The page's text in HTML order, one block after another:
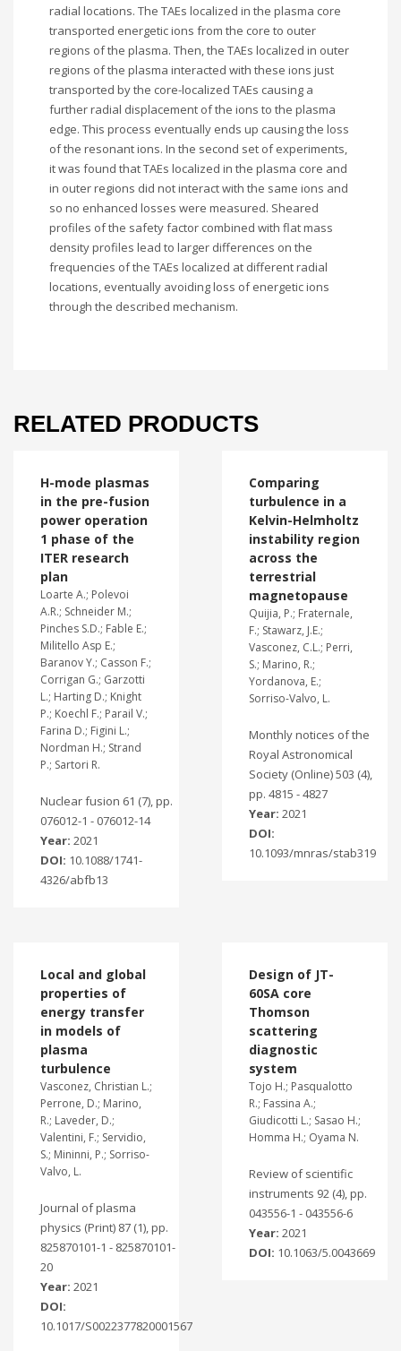
radial locations. The TAEs localized in the plasma core
transported energetic ions from the core to outer
regions of the plasma. Then, the TAEs localized in outer
regions of the plasma interacted with these ions just
transported by the core-localized TAEs causing a
further radial displacement of the ions to the plasma
edge. This process eventually ends up causing the loss
of the resonant ions. In the second set of experiments,
it was found that TAEs localized in the plasma core and
in outer regions did not interact with the same ions and
so no enhanced losses were measured. Sheared
profiles of the safety factor combined with flat mass
density profiles lead to larger differences on the
frequencies of the TAEs localized at different radial
locations, eventually avoiding loss of energetic ions
through the described mechanism.
RELATED PRODUCTS
H-mode plasmas
in the pre-fusion
power operation
1 phase of the
ITER research
plan
Loarte A.; Polevoi
A.R.; Schneider M.;
Pinches S.D.; Fable E.;
Militello Asp E.;
Baranov Y.; Casson F.;
Corrigan G.; Garzotti
L.; Harting D.; Knight
P.; Koechl F.; Parail V.;
Farina D.; Figini L.;
Nordman H.; Strand
P.; Sartori R.
Nuclear fusion 61 (7), pp.
076012-1 - 076012-14
Year: 2021
DOI: 10.1088/1741-
4326/abfb13
Comparing
turbulence in a
Kelvin-Helmholtz
instability region
across the
terrestrial
magnetopause
Quijia, P.; Fraternale,
F.; Stawarz, J.E.;
Vasconez, C.L.; Perri,
S.; Marino, R.;
Yordanova, E.;
Sorriso-Valvo, L.
Monthly notices of the
Royal Astronomical
Society (Online) 503 (4),
pp. 4815 - 4827
Year: 2021
DOI:
10.1093/mnras/stab319
Local and global
properties of
energy transfer
in models of
plasma
turbulence
Vasconez, Christian L.;
Perrone, D.; Marino,
R.; Laveder, D.;
Valentini, F.; Servidio,
S.; Mininni, P.; Sorriso-
Valvo, L.
Journal of plasma
physics (Print) 87 (1), pp.
825870101-1 - 825870101-
20
Year: 2021
DOI:
10.1017/S0022377820001567
Design of JT-
60SA core
Thomson
scattering
diagnostic
system
Tojo H.; Pasqualotto
R.; Fassina A.;
Giudicotti L.; Sasao H.;
Homma H.; Oyama N.
Review of scientific
instruments 92 (4), pp.
043556-1 - 043556-6
Year: 2021
DOI: 10.1063/5.0043669